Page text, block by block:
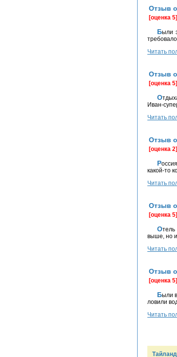
Отзыв
[оценка 5]
Были этой зимой. В Weekender отличное сочетание цены и качества. Завтраки вкусные плюс вид на море)) пляжи на острове разные, людей не так много (что и
Читать
Отзыв
[оценка 5]
Отдыхали в июне 2013г. Так и не поняла, сколько звезд у Botany Beach. Отель не пафосный, хороший. НЕВЫСОКИЙ - для нас-важно, мы с сейсмозоны. Отельный гид
Иван-
Читать
Отзыв
[оценка 2]
Россияне !!! Не идите на поводу у тур операторов и не ездите в Adriatik Palace 4* (фактически тянет не более 2*)! Отель в своё время был даже 5*. Открывался для
какой-то
Читать
Отзыв
[оценка 5]
Отель Bayshore Resort - нормальная тайская "трешка", хочу чтоб было понимание - это ПАТОНГ-бич! На других более спокойных и чистых пляжах уровень может быть
выше, но
Читать
Отзыв
[оценка 5]
Были в августе 2012г. 3 недели. Botany Beach - отель хороший. пляж хороший. Но: отливы. ласты и маска, которые прихватил с собой муж, не пригодились. первые дни
ловили
Читать